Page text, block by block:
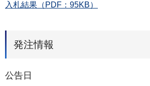
入札結果（PDF：95KB）
発注情報
公告日